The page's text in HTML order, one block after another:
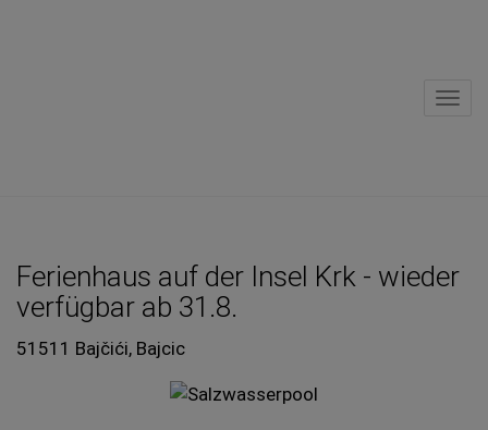
Ferienhaus auf der Insel Krk - wieder
verfügbar ab 31.8.
51511 Bajčići, Bajcic